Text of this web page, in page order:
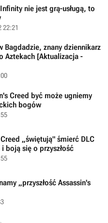
nie jest grą-usługą, to
22:21
Bagdadzie, znany dziennikarz
Aztekach [Aktualizacja -
Creed być może ugniemy
bogów
„świętują" śmierć DLC
boją się o przyszłość
„przyszłość Assassin's